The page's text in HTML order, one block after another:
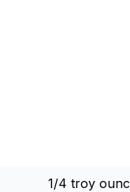
1/4 troy